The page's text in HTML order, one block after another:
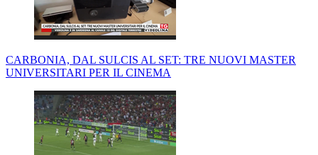
CARBONIA, DAL SULCIS AL SET: TRE NUOVI MASTER
UNIVERSITARI PER IL CINEMA